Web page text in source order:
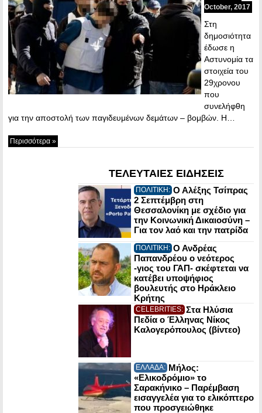
October, 2017
Στη
δημοσιότητα
έδωσε η
Αστυνομία τα
στοιχεία του
29χρονου
που
συνελήφθη
για την αποστολή των παγιδευμένων δεμάτων – βομβών. Η…
Περισσότερα »
ΤΕΛΕΥΤΑΙΕΣ ΕΙΔΗΣΕΙΣ
ΠΟΛΙΤΙΚΗ: Ο Αλέξης Τσίπρας
2 Σεπτέμβρη στη
Θεσσαλονίκη με σχέδιο για
την Κοινωνική Δικαιοσύνη –
Για τον λαό και την πατρίδα
ΠΟΛΙΤΙΚΗ: Ο Ανδρέας
Παπανδρέου ο νεότερος
-γιος του ΓΑΠ- σκέφτεται να
κατέβει υποψήφιος
βουλευτής στο Ηράκλειο
Κρήτης
CELEBRITIES: Στα Ηλύσια
Πεδία ο Έλληνας Νίκος
Καλογερόπουλος (βίντεο)
ΕΛΛΑΔΑ: Μήλος:
«Ελικοδρόμιο» το
Σαρακήνικο – Παρέμβαση
εισαγγελέα για το ελικόπτερο
που προσγειώθηκε